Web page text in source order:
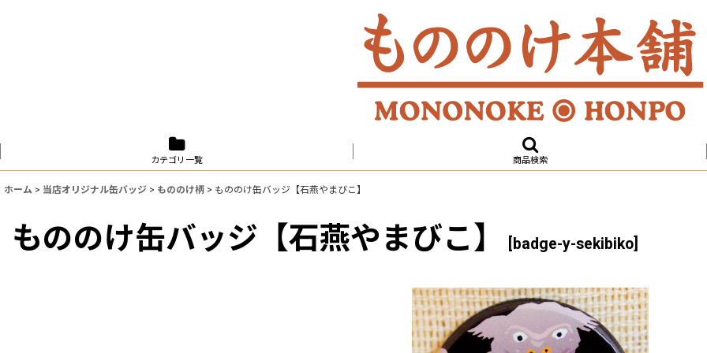
カテゴリ一覧 商品検索
ホーム > 当店オリジナル缶バッジ > もののけ柄 > もののけ缶バッジ【石燕やまびこ】
もののけ缶バッジ【石燕やまびこ】 badge-y-sekibiko